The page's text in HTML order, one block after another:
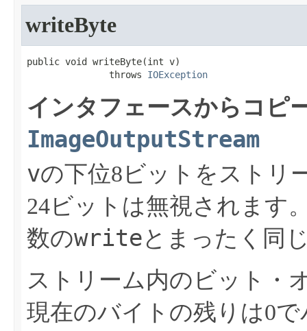
writeByte
public void writeByte​(int v)
               throws
IOException
インタフェースからコピ
ImageOutputStream
vの下位8ビットをストリ
24ビットは無視されます
数のwriteとまったく同
ストリーム内のビット・
現在のバイトの残りは0